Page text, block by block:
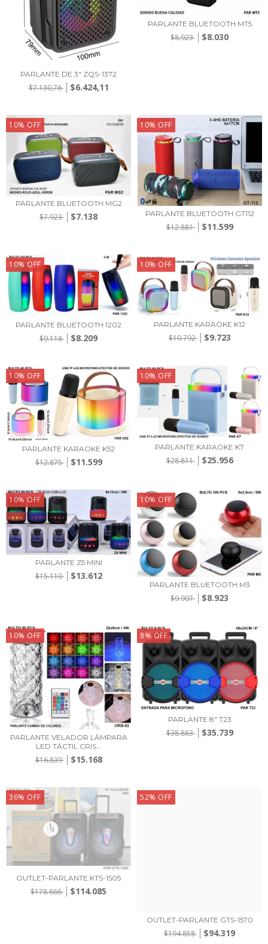
PARLANTE DE 3" ZQS-1372
$7.130,76 $6.424,11
PARLANTE BLUETOOTH MT5
$8.923 $8.030
10% OFF
PARLANTE BLUETOOTH MG2
$7.923 $7.138
10% OFF
PARLANTE BLUETOOTH GT112
$12.881 $11.599
10% OFF
PARLANTE BLUETOOTH 1202
$9.118 $8.209
10% OFF
PARLANTE KARAOKE K12
$10.792 $9.723
10% OFF
PARLANTE KARAOKE K52
$12.875 $11.599
10% OFF
PARLANTE KARAOKE K7
$28.811 $25.956
10% OFF
PARLANTE Z5 MINI
$15.110 $13.612
10% OFF
PARLANTE BLUETOOTH M3
$9.907 $8.923
10% OFF
PARLANTE VELADOR LÁMPARA
LED TÁCTIL CRIS...
$16.839 $15.168
8% OFF
PARLANTE 8" T23
$38.883 $35.739
36% OFF
OUTLET-PARLANTE KTS-1505
$178.866 $114.085
52% OFF
OUTLET-PARLANTE GTS-1570
$194.858 $94.319